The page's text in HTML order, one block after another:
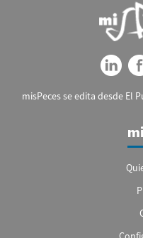
misPeces se edita desde El